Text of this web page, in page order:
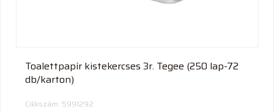
Toalettpapír kistekercses 3r. Tegee (250 lap-72
db/karton)
Cikkszám: 5991292